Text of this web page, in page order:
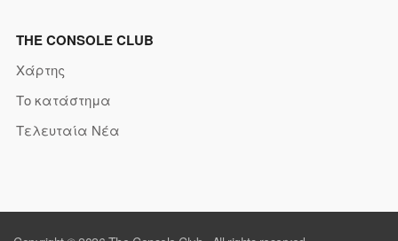
THE CONSOLE CLUB
Χάρτης
Το κατάστημα
Τελευταία Νέα